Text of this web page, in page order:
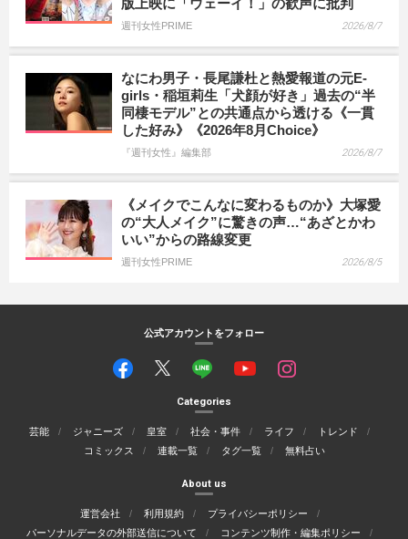
版上映に「ウェーイ！」の歓声に批判
週刊女性PRIME 2026/8/7
なにわ男子・長尾謙杜と熱愛報道の元E-
girls・稲垣莉生「犬顔が好き」過去の“半
同棲モデル”との共通点から透ける《一貫
した好み》《2026年8月Choice》
『週刊女性』編集部 2026/8/7
《メイクでこんなに変わるものか》大塚愛
の“大人メイク”に驚きの声…“あざとかわ
いい”からの路線変更
週刊女性PRIME 2026/8/5
公式アカウントをフォロー
Categories
芸能 ジャニーズ 皇室 社会・事件 ライフ
トレンド
コミックス
連載一覧 タグ一覧 無料占い
About us
運営会社 利用規約
プライバシーポリシー
パーソナルデータの外部送信について
コンテンツ制作・編集ポリシー